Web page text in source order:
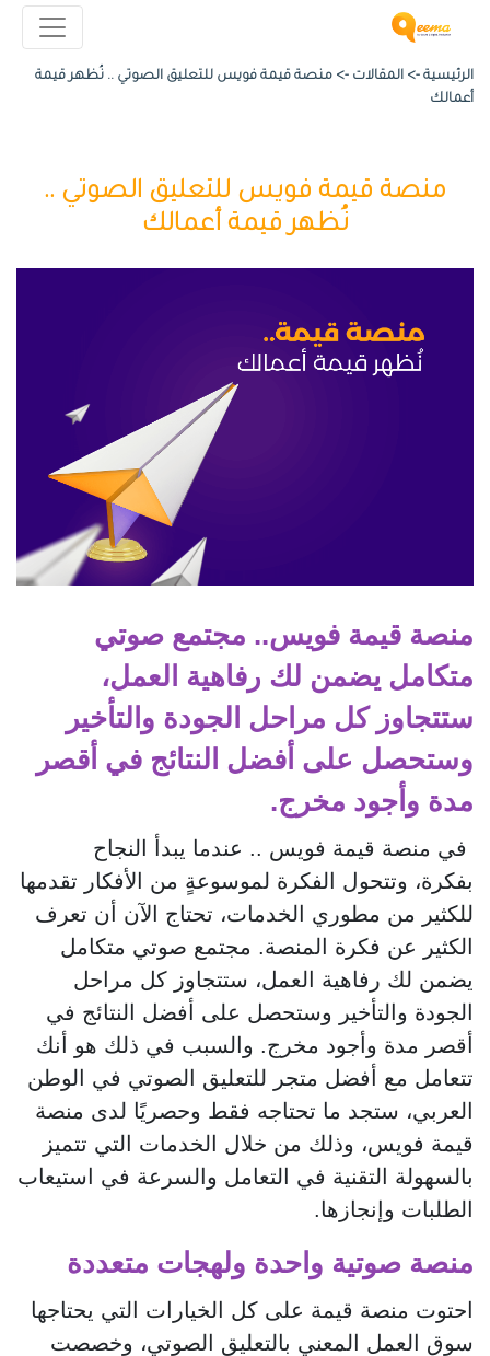
الرئيسية -> المقالات -> منصة قيمة فويس للتعليق الصوتي .. نُظهر قيمة
أعمالك
منصة قيمة فويس للتعليق الصوتي ..
نُظهر قيمة أعمالك
منصة قيمة فويس.. مجتمع صوتي
متكامل يضمن لك رفاهية العمل،
ستتجاوز كل مراحل الجودة والتأخير
وستحصل على أفضل النتائج في أقصر
مدة وأجود مخرج.
في منصة قيمة فويس .. عندما يبدأ النجاح
بفكرة، وتتحول الفكرة لموسوعةٍ من الأفكار تقدمها
للكثير من مطوري الخدمات، تحتاج الآن أن تعرف
الكثير عن فكرة المنصة. مجتمع صوتي متكامل
يضمن لك رفاهية العمل، ستتجاوز كل مراحل
الجودة والتأخير وستحصل على أفضل النتائج في
أقصر مدة وأجود مخرج. والسبب في ذلك هو أنك
تتعامل مع أفضل متجر للتعليق الصوتي في الوطن
العربي، ستجد ما تحتاجه فقط وحصريًا لدى منصة
قيمة فويس، وذلك من خلال الخدمات التي تتميز
بالسهولة التقنية في التعامل والسرعة في استيعاب
الطلبات وإنجازها.
منصة صوتية واحدة ولهجات متعددة
احتوت منصة قيمة على كل الخيارات التي يحتاجها
سوق العمل المعني بالتعليق الصوتي، وخصصت